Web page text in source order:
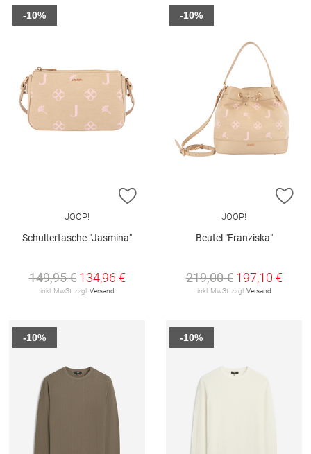
ZUR WUNSCHLISTE HINZUFÜGEN
JOOP!
Schultertasche "Jasmina"
149,95 € 134,96 €
inkl. MwSt. zzgl.Versand
-10%
JOOP!
Beutel "Franziska"
219,00 € 197,10 €
inkl. MwSt. zzgl.Versand
-10%
-10% -10%